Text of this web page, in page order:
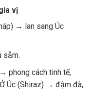
vị
→ lan sang Úc
sẫm.
phong cách tinh tế,
Úc (Shiraz) → đậm đà,